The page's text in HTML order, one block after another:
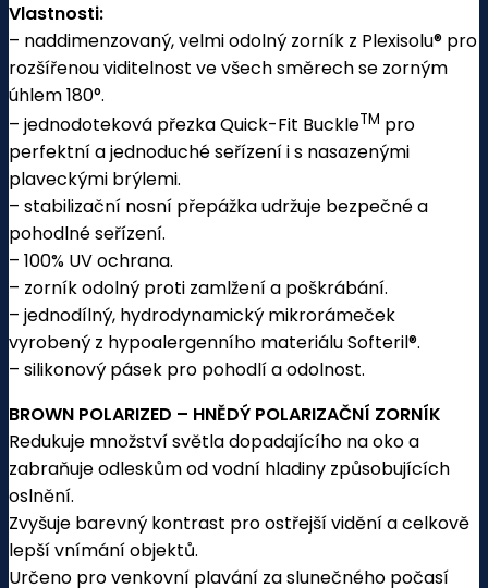
Vlastnosti:
– naddimenzovaný, velmi odolný zorník z Plexisolu® pro
rozšířenou viditelnost ve všech směrech se zorným
úhlem 180°.
– jednodoteková přezka Quick-Fit BuckleTM pro
perfektní a jednoduché seřízení i s nasazenými
plaveckými brýlemi.
– stabilizační nosní přepážka udržuje bezpečné a
pohodlné seřízení.
– 100% UV ochrana.
– zorník odolný proti zamlžení a poškrábání.
– jednodílný, hydrodynamický mikrorámeček
vyrobený z hypoalergenního materiálu Softeril®.
– silikonový pásek pro pohodlí a odolnost.
BROWN POLARIZED – HNĚDÝ POLARIZAČNÍ ZORNÍK
Redukuje množství světla dopadajícího na oko a
zabraňuje odleskům od vodní hladiny způsobujících
oslnění.
Zvyšuje barevný kontrast pro ostřejší vidění a celkově
lepší vnímání objektů.
Určeno pro venkovní plavání za slunečného počasí